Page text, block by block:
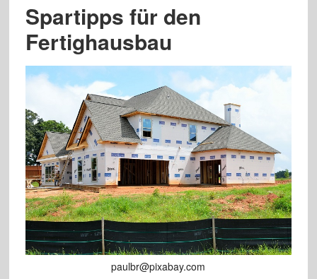
Spartipps für den
Fertighausbau
paulbr@pixabay.com